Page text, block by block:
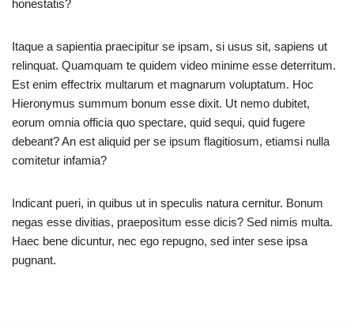
honestatis?
Itaque a sapientia praecipitur se ipsam, si usus sit, sapiens ut
relinquat. Quamquam te quidem video minime esse deterritum.
Est enim effectrix multarum et magnarum voluptatum. Hoc
Hieronymus summum bonum esse dixit. Ut nemo dubitet,
eorum omnia officia quo spectare, quid sequi, quid fugere
debeant? An est aliquid per se ipsum flagitiosum, etiamsi nulla
comitetur infamia?
Indicant pueri, in quibus ut in speculis natura cernitur. Bonum
negas esse divitias, praeposìtum esse dicis? Sed nimis multa.
Haec bene dicuntur, nec ego repugno, sed inter sese ipsa
pugnant.